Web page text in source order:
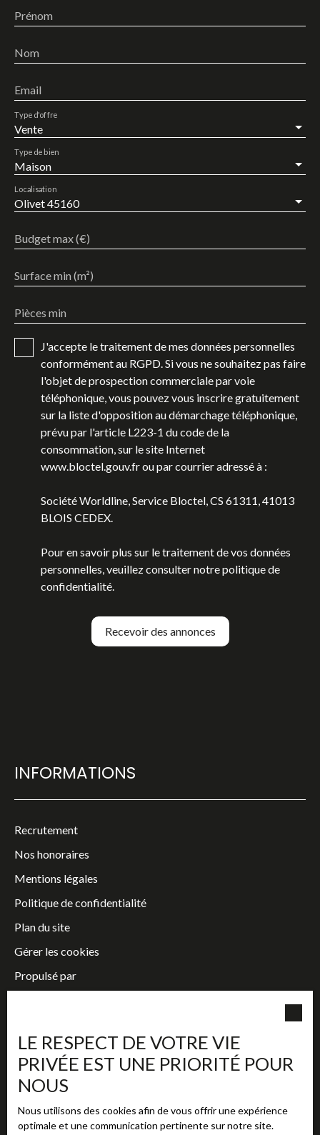
Prénom
Nom
Email
Vente
Type d'offre
Maison
Type de bien
Olivet 45160
Localisation
Budget max (€)
Surface min (m²)
Pièces min
J'accepte le traitement de mes données personnelles
conformément au RGPD. Si vous ne souhaitez pas faire
l'objet de prospection commerciale par voie
téléphonique, vous pouvez vous inscrire gratuitement
sur la liste d'opposition au démarchage téléphonique,
prévu par l'article L223-1 du code de la
consommation, sur le site Internet
www.bloctel.gouv.fr ou par courrier adressé à :
Société Worldline, Service Bloctel, CS 61311, 41013
BLOIS CEDEX.
Pour en savoir plus sur le traitement de vos données
personnelles, veuillez consulter notrepolitique de
confidentialité
Recevoir des annonces
INFORMATIONS
Recrutement
Nos honoraires
Mentions légales
Politique de confidentialité
Plan du site
Gérer les cookies
Propulsé par
+33 2 38 63 72 72
354 rue Marcel Belot, 45160 OLIVET
contact@adhoc-immobilier.fr
LE RESPECT DE VOTRE VIE
PRIVÉE EST UNE PRIORITÉ POUR
NOUS
Nous utilisons des cookies afin de vous offrir une expérience
optimale et une communication pertinente sur notre site.